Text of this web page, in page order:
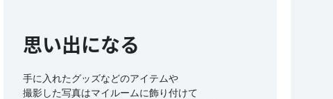
思い出になる
手に入れたグッズなどのアイテムや
撮影した写真はマイルームに飾り付けて